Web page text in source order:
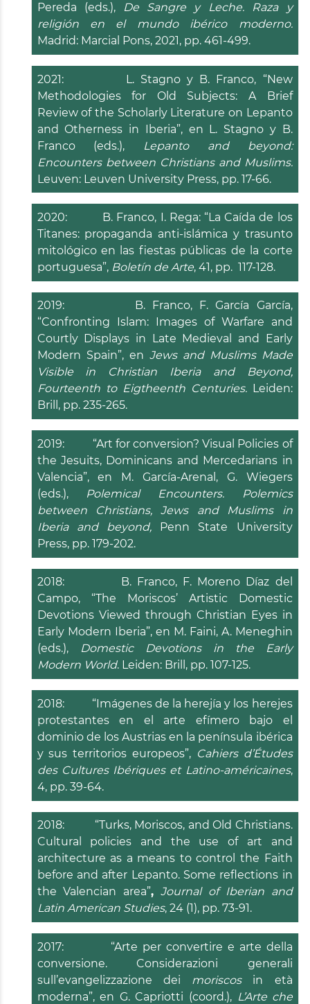
Pereda (eds.),
De Sangre y Leche. Raza y
religión en el mundo ibérico moderno.
Madrid: Marcial Pons, 2021, pp. 461-499.
2021: L. Stagno y B. Franco, “New
Methodologies for Old Subjects: A Brief
Review of the Scholarly Literature on Lepanto
and Otherness in Iberia”, en L. Stagno y B.
Franco (eds.),
Lepanto and beyond:
Encounters between Christians and Muslims.
Leuven: Leuven University Press, pp. 17-66.
2020: B. Franco, I. Rega: “La Caída de los
Titanes: propaganda anti-islámica y trasunto
mitológico en las fiestas públicas de la corte
portuguesa”, Boletín de Arte, 41, pp. 117-128.
2019: B. Franco, F. García García,
“Confronting Islam: Images of Warfare and
Courtly Displays in Late Medieval and Early
Modern Spain”, en Jews and Muslims Made
Visible in Christian Iberia and Beyond,
Fourteenth to Eigtheenth Centuries. Leiden:
Brill, pp. 235-265.
2019: “Art for conversion? Visual Policies of
the Jesuits, Dominicans and Mercedarians in
Valencia”, en M. García-Arenal, G. Wiegers
(eds.),
Polemical Encounters. Polemics
between Christians, Jews and Muslims in
Iberia and beyond,Penn State University
Press, pp. 179-202.
2018: B. Franco, F. Moreno Díaz del
Campo, “The Moriscos’ Artistic Domestic
Devotions Viewed through Christian Eyes in
Early Modern Iberia”, en M. Faini, A. Meneghin
(eds.),
Domestic Devotions in the Early
Modern World. Leiden: Brill, pp. 107-125.
2018: “Imágenes de la herejía y los herejes
protestantes en el arte efímero bajo el
dominio de los Austrias en la península ibérica
y sus territorios europeos”, Cahiers d’Études
des Cultures Ibériques et Latino-américaines,
4, pp. 39-64.
2018: “Turks, Moriscos, and Old Christians.
Cultural policies and the use of art and
architecture as a means to control the Faith
before and after Lepanto. Some reflections in
the Valencian area”, Journal of Iberian and
Latin American Studies, 24 (1), pp. 73-91.
2017: “Arte per convertire e arte della
conversione. Considerazioni generali
sull’evangelizzazione dei moriscos in età
moderna”, en G. Capriotti (coord.), L’Arte che